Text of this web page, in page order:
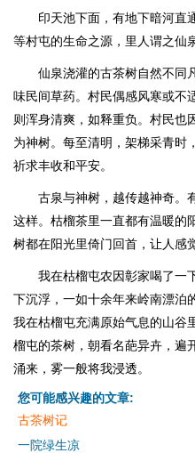
印天池下面，有地下暗河直
等村屯的生命之源，里人谓之仙
仙泉浇灌的古茶树自然不同
味民间草药。村民偶感风寒或不
则浑身清爽，如释重负。村民也
为神树。每至清明，架梯采青时
祈求丰收和平安。
古泉与神树，越传越神奇。
这样。枯榴茶里一直都有温暖的
树都在阳光里倚门回首，让人感
我在枯榴屯农因彰家喝了一
下沉浮，一如十余年来岭南漂泊
我在枯榴屯充满原始气息的山谷
榴屯的茶树，朝看名葩异卉，遍
涌来，雾一般将我浸透。
您可能感兴趣的文章:
古茶树记
一院绿生凉